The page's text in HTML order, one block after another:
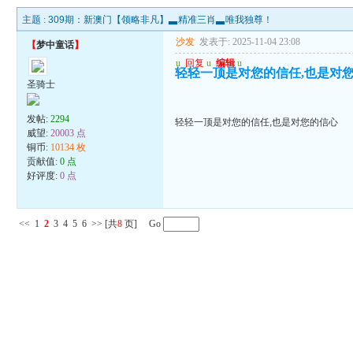
主题 :309期：新澳门【领略非凡】▃精准三肖▃唯我独尊！
【梦中童话】
圣骑士
发帖:2294
威望:20003 点
铜币: 10134 枚
贡献值:0 点
好评度:0 点
沙发 发表于: 2025-11-04 23:08
u 回复 u 编辑 u
轻轻一顶是对您的信任,也是对
轻轻一顶是对您的信任,也是对您的信心
<< 1 2 3 4 5 6 >> [共8 页] Go